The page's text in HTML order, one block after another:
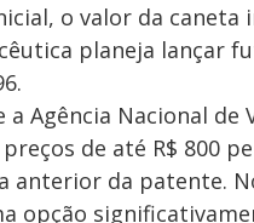
o valor da caneta
planeja lançar
Agência Nacional de
de até R$ 800
da patente.
opção